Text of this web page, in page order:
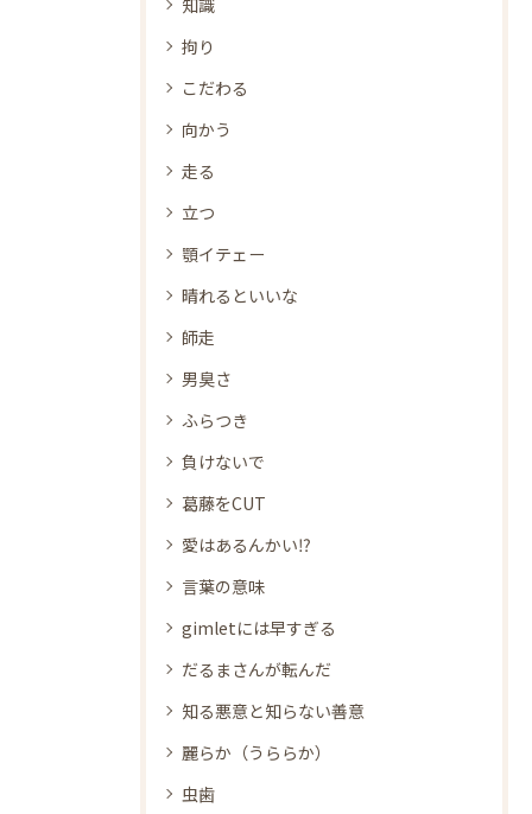
知識
拘り
こだわる
向かう
走る
立つ
顎イテェー
晴れるといいな
師走
男臭さ
ふらつき
負けないで
葛藤をCUT
愛はあるんかい⁉
言葉の意味
gimletには早すぎる
だるまさんが転んだ
知る悪意と知らない善意
麗らか（うららか）
虫歯